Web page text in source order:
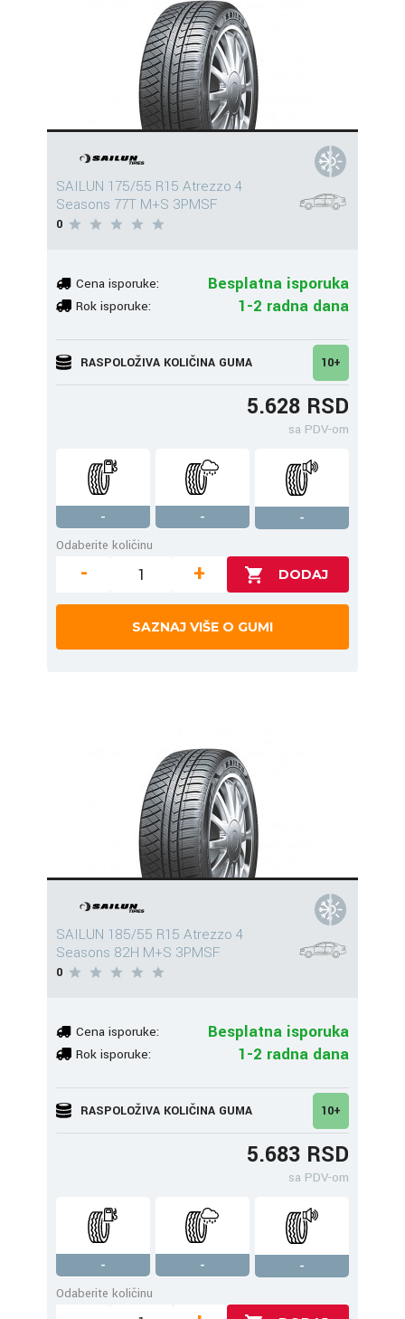
SAILUN 175/55 R15 Atrezzo 4
Seasons 77T M+S 3PMSF
0
Cena isporuke: Besplatna isporuka
Rok isporuke: 1-2 radna dana
RASPOLOŽIVA KOLIČINA GUMA 10+
5.628 RSD
sa PDV-om
- -
-
Odaberite količinu
- +
SAZNAJ VIŠE O GUMI
SAILUN 185/55 R15 Atrezzo 4
Seasons 82H M+S 3PMSF
0
Cena isporuke: Besplatna isporuka
Rok isporuke: 1-2 radna dana
RASPOLOŽIVA KOLIČINA GUMA 10+
5.683 RSD
sa PDV-om
- -
-
Odaberite količinu